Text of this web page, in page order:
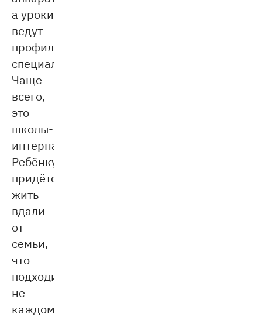
а уроки
ведут
профильные
специалисты.
Чаще
всего,
это
школы-
интернаты.
Ребёнку
придётся
жить
вдали
от
семьи,
что
подходит
не
каждому.